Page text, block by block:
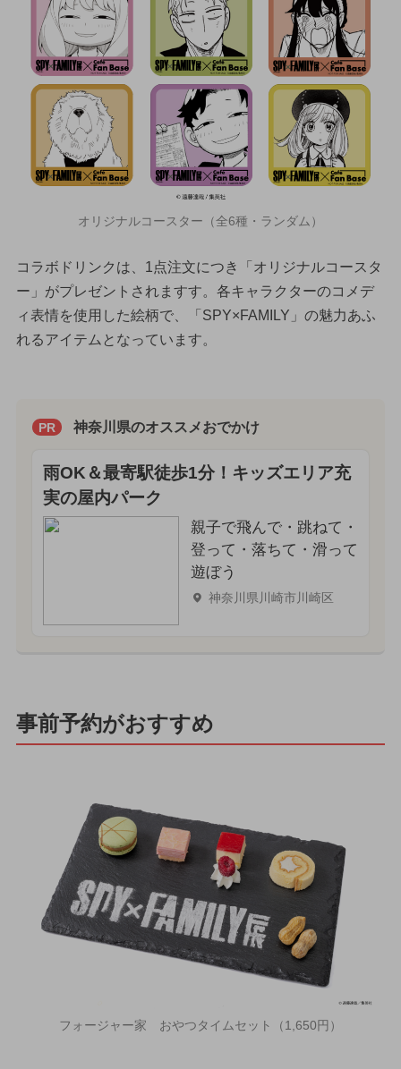
オリジナルコースター（全6種・ランダム）
コラボドリンクは、1点注文につき「オリジナルコースタ
ー」がプレゼントされますす。各キャラクターのコメデ
ィ表情を使用した絵柄で、「SPY×FAMILY」の魅力あふ
れるアイテムとなっています。
PR 神奈川県のオススメおでかけ
雨OK＆最寄駅徒歩1分！キッズエリア充
実の屋内パーク
親子で飛んで・跳ねて・
登って・落ちて・滑って
遊ぼう
神奈川県川崎市川崎区
事前予約がおすすめ
フォージャー家 おやつタイムセット（1,650円）